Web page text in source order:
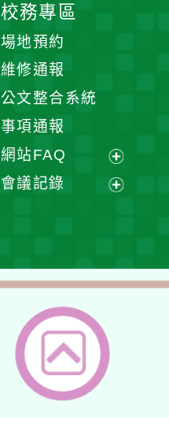
校務專區
場地預約
維修通報
公文整合系統
事項通報
網站FAQ
展
開
會議記錄
單